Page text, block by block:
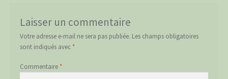
Laisser un commentaire
Votre adresse e-mail ne sera pas publiée. Les champs obligatoires
sont indiqués avec *
Commentaire *